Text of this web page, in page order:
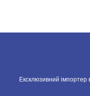
Ексклюзивний імпортер